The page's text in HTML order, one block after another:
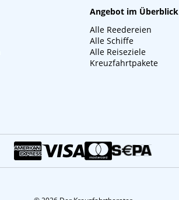
Angebot im Überblick
Alle Reedereien
Alle Schiffe
Alle Reiseziele
Kreuzfahrtpakete